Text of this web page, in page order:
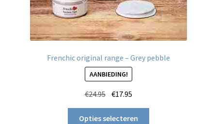
Frenchic original range – Grey pebble
AANBIEDING!
€24.95 Oorspronkelijke
was:
€17.95
is:
Opties selecteren